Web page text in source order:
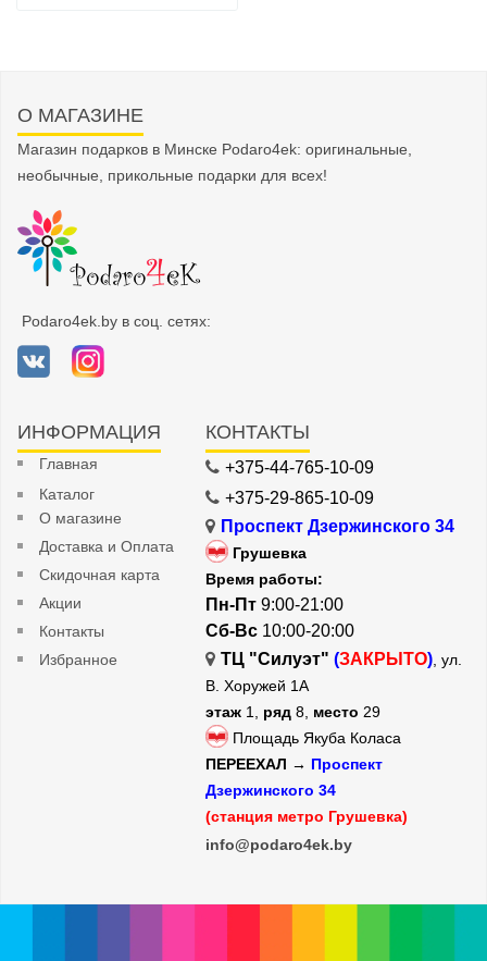
О МАГАЗИНЕ
Магазин подарков в Минске Podaro4ek: оригинальные,
необычные, прикольные подарки для всех!
Podaro4ek.by в соц. сетях:
ИНФОРМАЦИЯ
Главная
Каталог
О магазине
Доставка и Оплата
Скидочная карта
Акции
Контакты
Избранное
КОНТАКТЫ
+375-44-765-10-09
+375-29-865-10-09
Проспект Дзержинского 34
Грушевка
Время работы:
Пн-Пт 9:00-21:00
Сб-Вс 10:00-20:00
ТЦ "Силуэт" (ЗАКРЫТО), ул.
В. Хоружей 1А
этаж 1, ряд 8, место 29
Площадь Якуба Коласа
ПЕРЕЕХАЛ → Проспект
Дзержинского 34
(станция метро Грушевка)
info@podaro4ek.by